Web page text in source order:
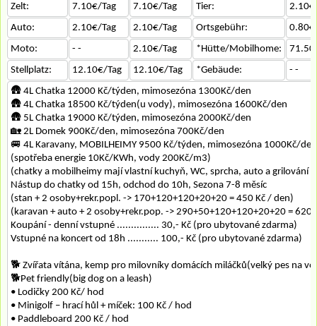
Zelt:
7.10€/Tag 7.10€/Tag Tier:
Auto:
2.10€/Tag 2.10€/Tag Ortsgebühr:
Moto:
- - 2.10€/Tag *Hütte/Mobilhome:
Stellplatz:
12.10€/Tag 12.10€/Tag *Gebäude:
- -
🛖 4L Chatka 12000 Kč/týden, mimosezóna 1300Kč/den
🛖 4L Chatka 18500 Kč/týden(u vody), mimosezóna 1600Kč/den
🛖 5L Chatka 19000 Kč/týden, mimosezóna 2000Kč/den
🏡 2L Domek 900Kč/den, mimosezóna 700Kč/den
🚐 4L Karavany, MOBILHEIMY 9500 Kč/týden, mimosezóna 1000Kč/den
(spotřeba energie 10Kč/KWh, vody 200Kč/m3)
(chatky a mobilheimy mají vlastní kuchyň, WC, sprcha, auto a grilování
Nástup do chatky od 15h, odchod do 10h, Sezona 7-8 měsíc
(stan + 2 osoby+rekr.popl. -> 170+120+120+20+20 = 450 Kč / den)
(karavan + auto + 2 osoby+rekr.pop. -> 290+50+120+120+20+20 = 620
Koupání - denní vstupné ............... 30,- Kč (pro ubytované zdarma)
Vstupné na koncert od 18h ........... 100,- Kč (pro ubytované zdarma)
🐕‍ Zvířata vítána, kemp pro milovníky domácích miláčků(velký pes na
🐕‍Pet friendly(big dog on a leash)
• Lodičky 200 Kč/ hod
• Minigolf – hrací hůl + míček: 100 Kč / hod
• Paddleboard 200 Kč / hod